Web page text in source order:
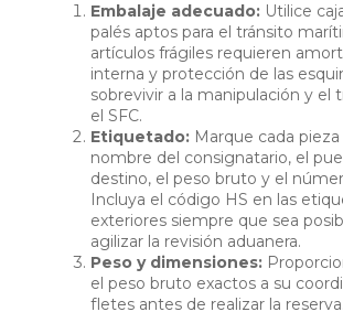
Embalaje adecuado: Utilice
palés aptos para el tránsito
artículos frágiles requieren
interna y protección de las
sobrevivir a la manipulación y el
el SFC.
Etiquetado: Marque cada
nombre del consignatario, el
destino, el peso bruto y el
Incluya el código HS en las
exteriores siempre que sea
agilizar la revisión aduanera.
Peso y dimensiones:
el peso bruto exactos a su
fletes antes de realizar la